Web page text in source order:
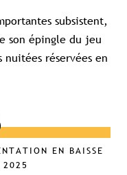
subsistent,
son épingle du jeu
nuitées réservées en
EN BAISSE
2025